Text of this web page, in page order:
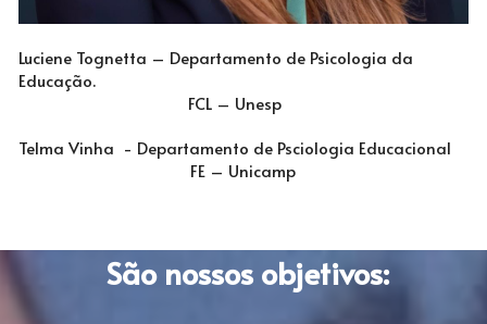
Luciene Tognetta – Departamento de Psicologia da
Educação.
FCL – Unesp
Telma Vinha  - Departamento de Psciologia Educacional
FE – Unicamp
São nossos objetivos: